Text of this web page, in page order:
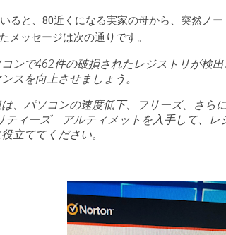
ると、80近くになる実家の母から、突然ノ
メッセージは次の通りです。
ンで462件の破損されたレジストリが検
スを向上させましょう。
、パソコンの速度低下、フリーズ、さら
ティーズ アルティメットを入手して、
立ててください。